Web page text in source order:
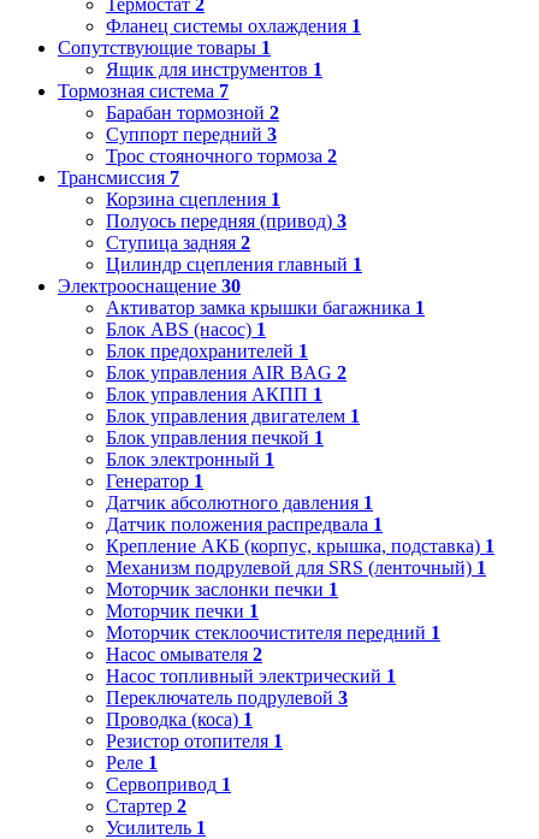
Фланец системы охлаждения 1
Сопутствующие товары 1
Ящик для инструментов 1
Тормозная система 7
Барабан тормозной 2
Суппорт передний 3
Трос стояночного тормоза 2
Трансмиссия 7
Корзина сцепления 1
Полуось передняя (привод) 3
Ступица задняя 2
Цилиндр сцепления главный 1
Электрооснащение 30
Активатор замка крышки багажника 1
Блок ABS (насос) 1
Блок предохранителей 1
Блок управления AIR BAG 2
Блок управления АКПП 1
Блок управления двигателем 1
Блок управления печкой 1
Блок электронный 1
Генератор 1
Датчик абсолютного давления 1
Датчик положения распредвала 1
Крепление АКБ (корпус, крышка, подставка) 1
Механизм подрулевой для SRS (ленточный) 1
Моторчик заслонки печки 1
Моторчик печки 1
Моторчик стеклоочистителя передний 1
Насос омывателя 2
Насос топливный электрический 1
Переключатель подрулевой 3
Проводка (коса) 1
Резистор отопителя 1
Реле 1
Сервопривод 1
Стартер 2
Усилитель 1